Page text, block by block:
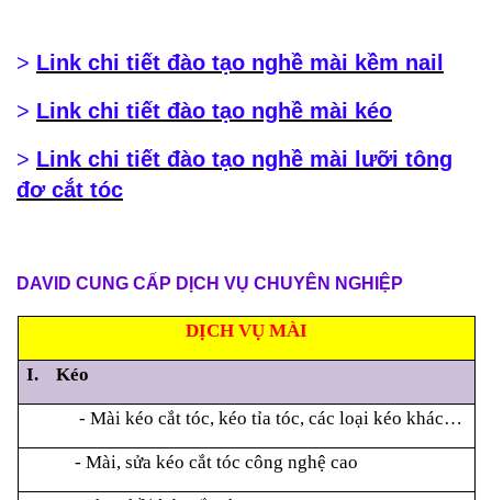
> Link chi tiết đào tạo nghề mài kềm nail
> Link chi tiết đào tạo nghề mài kéo
> Link chi tiết đào tạo nghề mài lưỡi tông
đơ cắt tóc
DAVID CUNG CẤP DỊCH VỤ CHUYÊN NGHIỆP
DỊCH VỤ MÀI
I. Kéo
- Mài kéo cắt tóc, kéo tỉa tóc, các loại kéo khác…
- Mài, sửa kéo cắt tóc công nghệ cao